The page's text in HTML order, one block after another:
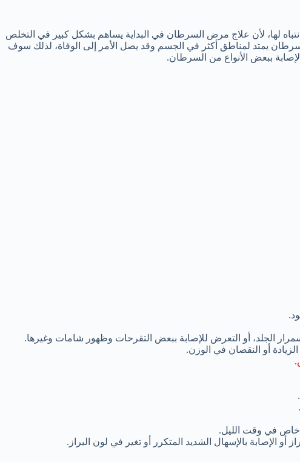
لها، لأن علاج مرض السرطان في البداية يساهم بشكل كبير في التخلص
يمتد لمناطق أكثر في الجسم وقد يصل الأمر إلى الوفاة، لذلك سوف
ببعض الأنواع من السرطان.
الجلد، أو التعرض للإصابة ببعض التقرحات وظهور شامات وغيرها.
أو النقصان في الوزن.
.
خاص في وقت الليل.
أو الإصابة بالإسهال الشديد المتكرر أو تغير في لون البراز.